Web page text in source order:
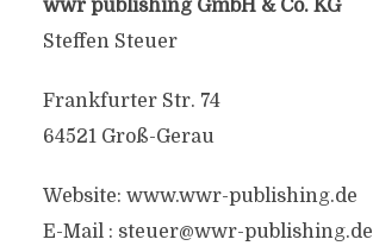
wwr publishing GmbH & Co. KG
Steffen Steuer
Frankfurter Str. 74
64521 Groß-Gerau
Website: www.wwr-publishing.de
E-Mail : steuer@wwr-publishing.de